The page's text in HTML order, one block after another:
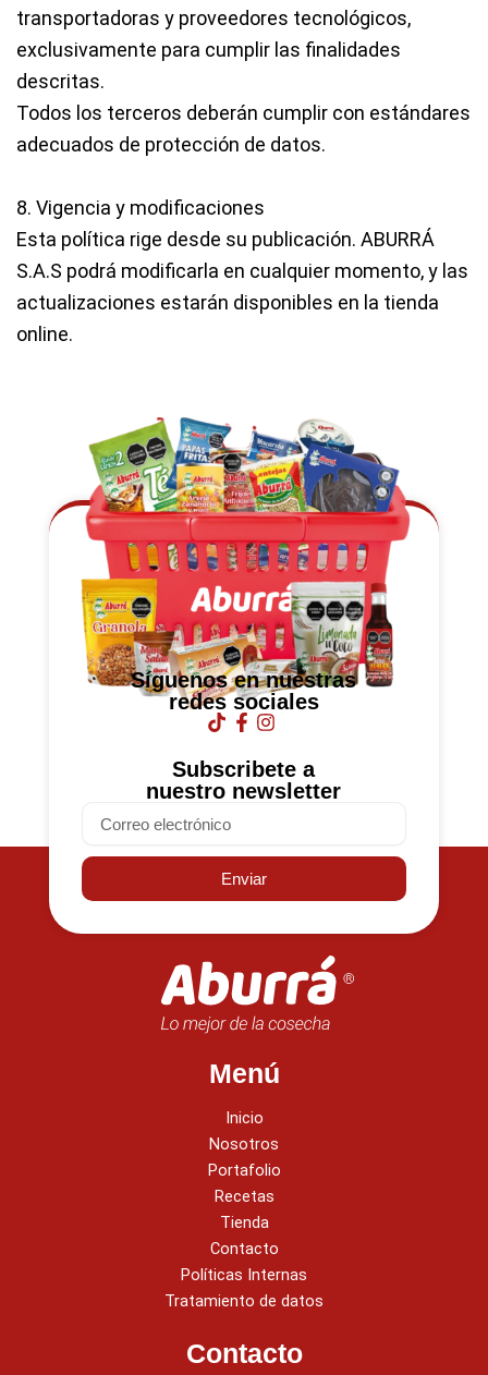
transportadoras y proveedores tecnológicos,
exclusivamente para cumplir las finalidades
descritas.
Todos los terceros deberán cumplir con estándares
adecuados de protección de datos.
8. Vigencia y modificaciones
Esta política rige desde su publicación. ABURRÁ
S.A.S podrá modificarla en cualquier momento, y las
actualizaciones estarán disponibles en la tienda
online.
Síguenos en nuestras
redes sociales
Subscribete a
nuestro newsletter
Enviar
Menú
Inicio
Nosotros
Portafolio
Recetas
Tienda
Contacto
Políticas Internas
Tratamiento de datos
Contacto